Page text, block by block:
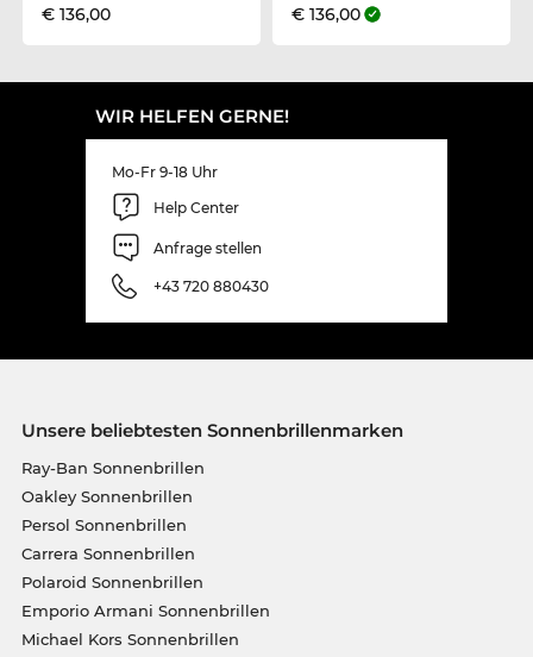
€ 136,00 € 136,00
WIR HELFEN GERNE!
Mo-Fr 9-18 Uhr
Help Center
Anfrage stellen
+43 720 880430
Unsere beliebtesten Sonnenbrillenmarken
Ray-Ban Sonnenbrillen
Oakley Sonnenbrillen
Persol Sonnenbrillen
Carrera Sonnenbrillen
Polaroid Sonnenbrillen
Emporio Armani Sonnenbrillen
Michael Kors Sonnenbrillen